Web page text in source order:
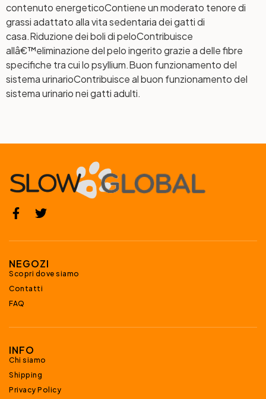
contenuto energeticoContiene un moderato tenore di
grassi adattato alla vita sedentaria dei gatti di
casa.Riduzione dei boli di peloContribuisce
allâ€™eliminazione del pelo ingerito grazie a delle fibre
specifiche tra cui lo psyllium.Buon funzionamento del
sistema urinarioContribuisce al buon funzionamento del
sistema urinario nei gatti adulti.
NEGOZI
Scopri dove siamo
Contatti
FAQ
INFO
Chi siamo
Shipping
Privacy Policy